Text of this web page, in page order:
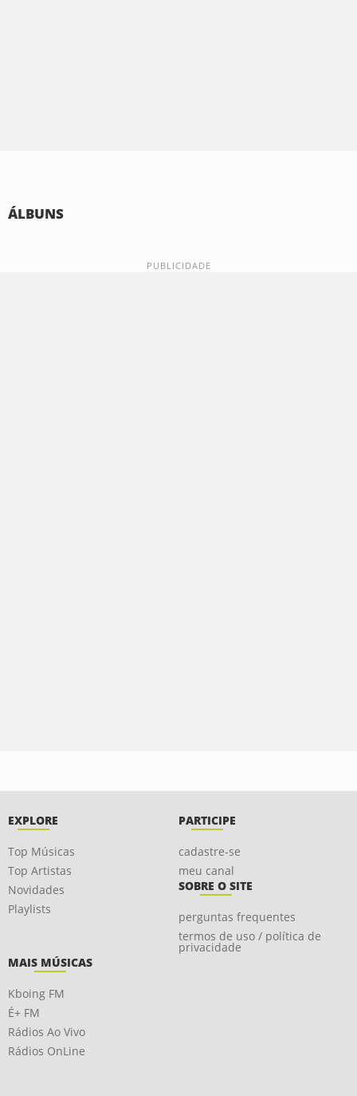
ÁLBUNS
EXPLORE
Top Músicas
Top Artistas
Novidades
Playlists
PARTICIPE
cadastre-se
meu canal
SOBRE O SITE
perguntas frequentes
termos de uso / política de
privacidade
MAIS MÚSICAS
Kboing FM
É+ FM
Rádios Ao Vivo
Rádios OnLine